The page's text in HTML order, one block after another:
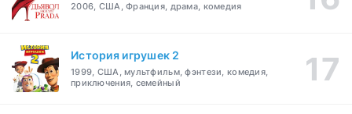
2006, США, Франция, драма, комедия
История игрушек 2
1999, США, мультфильм, фэнтези, комедия,
приключения, семейный